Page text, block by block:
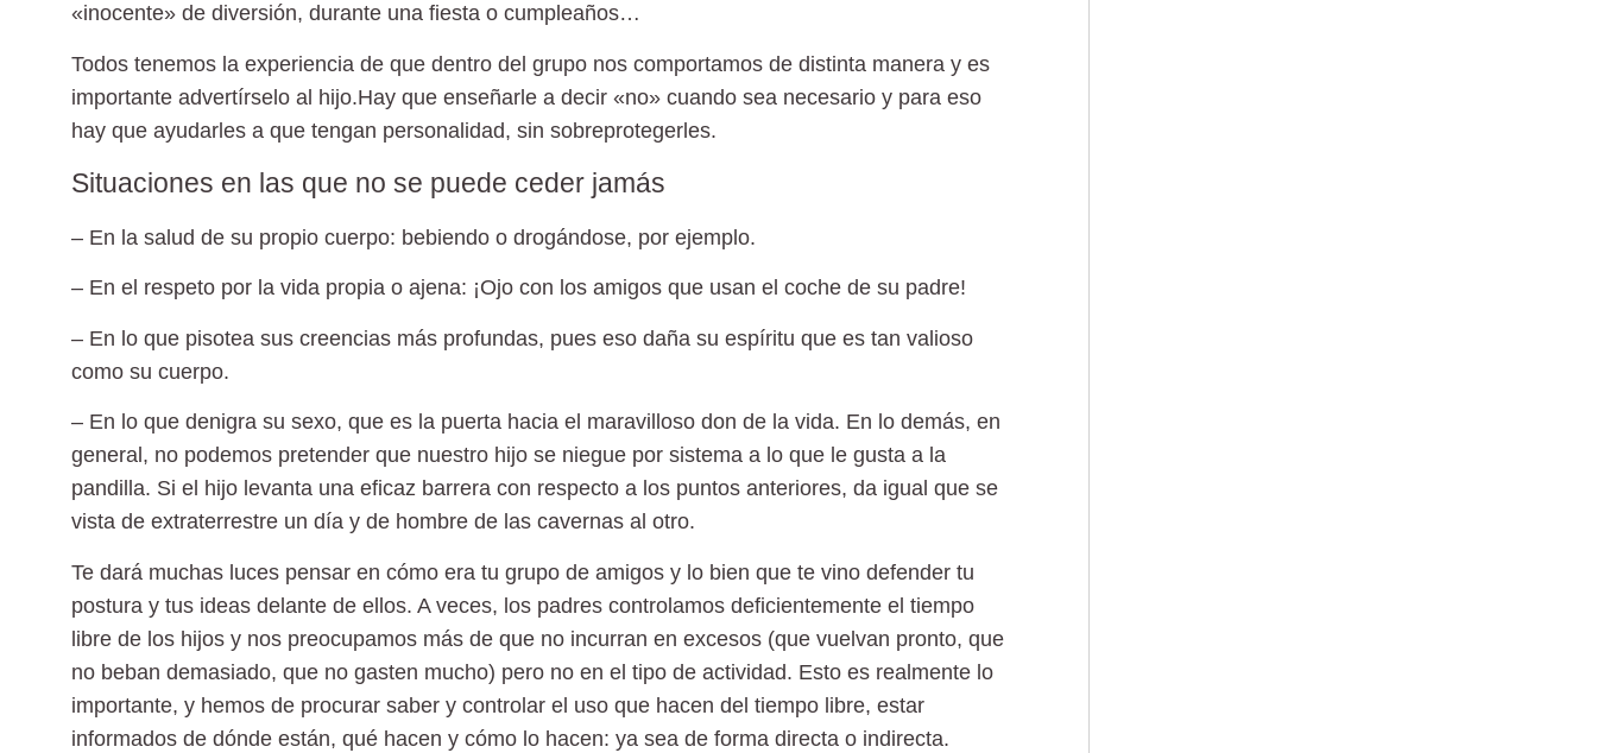
«inocente» de diversión, durante una fiesta o cumpleaños…
Todos tenemos la experiencia de que dentro del grupo nos comportamos de distinta manera y es
importante advertírselo al hijo.Hay que enseñarle a decir «no» cuando sea necesario y para eso
hay que ayudarles a que tengan personalidad, sin sobreprotegerles.
Situaciones en las que no se puede ceder jamás
– En la salud de su propio cuerpo: bebiendo o drogándose, por ejemplo.
– En el respeto por la vida propia o ajena: ¡Ojo con los amigos que usan el coche de su padre!
– En lo que pisotea sus creencias más profundas, pues eso daña su espíritu que es tan valioso
como su cuerpo.
– En lo que denigra su sexo, que es la puerta hacia el maravilloso don de la vida. En lo demás, en
general, no podemos pretender que nuestro hijo se niegue por sistema a lo que le gusta a la
pandilla. Si el hijo levanta una eficaz barrera con respecto a los puntos anteriores, da igual que se
vista de extraterrestre un día y de hombre de las cavernas al otro.
Te dará muchas luces pensar en cómo era tu grupo de amigos y lo bien que te vino defender tu
postura y tus ideas delante de ellos. A veces, los padres controlamos deficientemente el tiempo
libre de los hijos y nos preocupamos más de que no incurran en excesos (que vuelvan pronto, que
no beban demasiado, que no gasten mucho) pero no en el tipo de actividad. Esto es realmente lo
importante, y hemos de procurar saber y controlar el uso que hacen del tiempo libre, estar
informados de dónde están, qué hacen y cómo lo hacen: ya sea de forma directa o indirecta.